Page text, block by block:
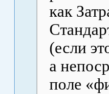
как
(если
а
поле